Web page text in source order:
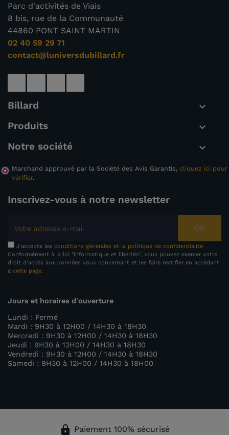
Parc d'activités de Viais
8 bis, rue de la Communauté
44860 PONT SAINT MARTIN
02 40 59 29 71
contact@luniversdubillard.fr
Billard 
Produits 
Notre société 
Marchand approuvé par la Société des Avis Garantis, cliquez ici pour
vérifier.
Inscrivez-vous à notre newsletter
OK
J'accepte les conditions générales et la politique de confidentialité
Conformément à la loi "informatique et libertés", vous pouvez exercer votre
droit d'accès aux données vous concernant et les faire rectifier en accédant
à cette page.
Jours et horaires d'ouverture
Lundi : Fermé
Mardi : 9H30 à 12H00 / 14H30 à 18H30
Mercredi : 9H30 à 12H00 / 14H30 à 18H30
Jeudi : 9H30 à 12H00 / 14H30 à 18H30
Vendredi : 9H30 à 12H00 / 14H30 à 18H30
Samedi : 9H30 à 12H00 / 14H30 à 18H00
lock Paiement 100% sécurisé